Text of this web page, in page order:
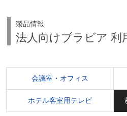
製品情報
法人向けブラビア 利
会議室・オフィス
ホテル客室用テレビ